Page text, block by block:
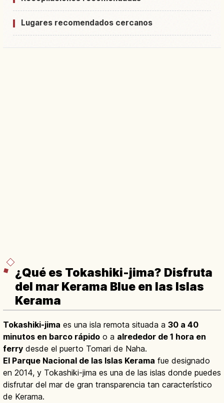
Lugares recomendados cercanos
¿Qué es Tokashiki-jima? Disfruta
del mar Kerama Blue en las Islas
Kerama
Tokashiki-jima es una isla remota situada a 30 a 40
minutos en barco rápido o a alrededor de 1 hora en
ferry desde el puerto Tomari de Naha.
El Parque Nacional de las Islas Kerama fue designado
en 2014, y Tokashiki-jima es una de las islas donde puedes
disfrutar del mar de gran transparencia tan característico
de Kerama.